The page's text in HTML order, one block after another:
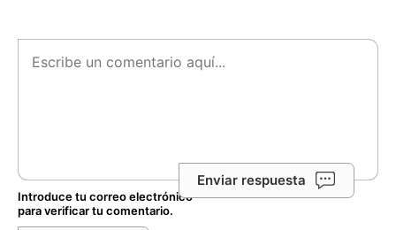
Enviar respuesta
Introduce tu correo electrónico
para verificar tu comentario.